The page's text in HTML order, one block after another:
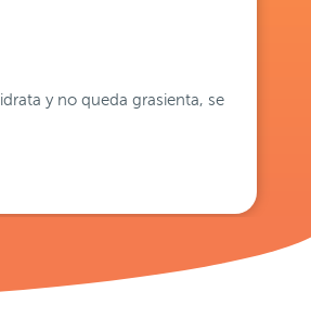
y no queda grasienta, se